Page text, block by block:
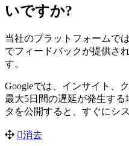
いですか?
当社のプラットフォームで
でフィードバックが提供さ
す。
Googleでは、インサイト、
最大5日間の遅延が発生する
タを公開すると、すぐにシ
消去